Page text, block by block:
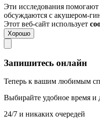
Эти исследования помогают
обсуждаются с акушером-
Этот веб-сайт использует
Хорошо
Запишитесь онлайн
Теперь к вашим любимым
Выбирайте удобное время и
24/7 и никаких очередей